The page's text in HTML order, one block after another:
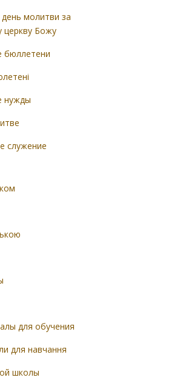
молитви за
церкву Божу
бюллетени
нужды
служение
для обучения
для навчання
школы